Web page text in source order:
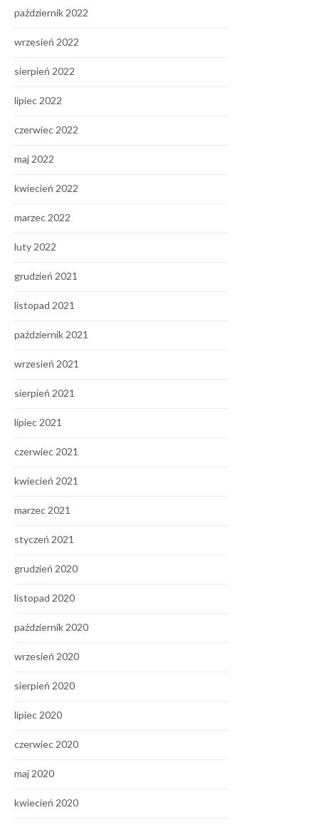
październik 2022
wrzesień 2022
sierpień 2022
lipiec 2022
czerwiec 2022
maj 2022
kwiecień 2022
marzec 2022
luty 2022
grudzień 2021
listopad 2021
październik 2021
wrzesień 2021
sierpień 2021
lipiec 2021
czerwiec 2021
kwiecień 2021
marzec 2021
styczeń 2021
grudzień 2020
listopad 2020
październik 2020
wrzesień 2020
sierpień 2020
lipiec 2020
czerwiec 2020
maj 2020
kwiecień 2020